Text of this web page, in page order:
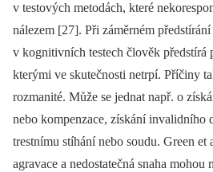
v testových metodách, které
nálezem [27]. Při záměrném
v kognitivních testech člověk předstírá
kterými ve skutečnosti netrpí. Příčiny
rozmanité. Může se jednat např. o
nebo kompenzace, získání invalidního
trestnímu stíhání nebo soudu. Green et
agravace a nedostatečná snaha mohou